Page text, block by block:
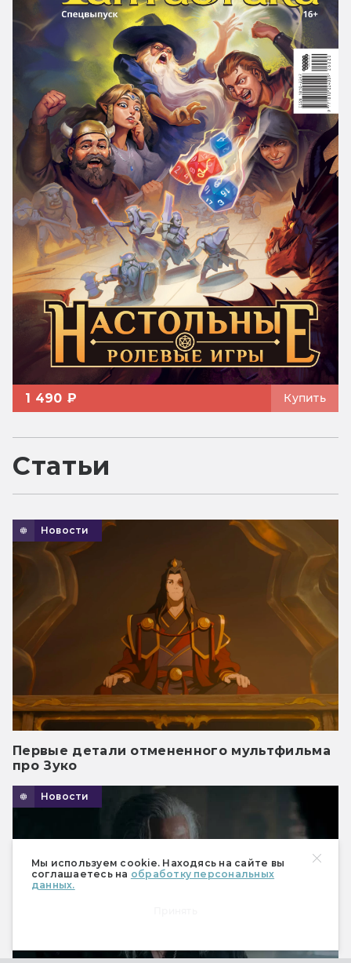
Мы используем cookie. Находясь на сайте вы
соглашаетесь на обработку персональных
данных.
1 490 ₽ Купить
Статьи
Новости
Первые детали отмененного мультфильма
про Зуко
Новости